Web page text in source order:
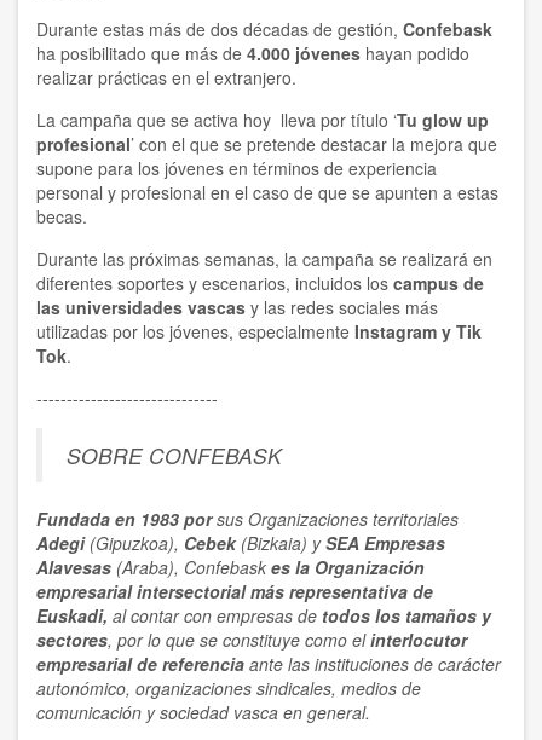
Durante estas más de dos décadas de gestión, Confebask
ha posibilitado que más de 4.000 jóvenes hayan podido
realizar prácticas en el extranjero.
La campaña que se activa hoy lleva por título ‘Tu glow up
profesional’ con el que se pretende destacar la mejora que
supone para los jóvenes en términos de experiencia
personal y profesional en el caso de que se apunten a estas
becas.
Durante las próximas semanas, la campaña se realizará en
diferentes soportes y escenarios, incluidos los campus de
las universidades vascas y las redes sociales más
utilizadas por los jóvenes, especialmente Instagram y Tik
Tok.
------------------------------
SOBRE CONFEBASK
Fundada en 1983 porsus Organizaciones territoriales
Adegi (Gipuzkoa), Cebek(Bizkaia) ySEA Empresas
Alavesas (Araba), Confebask es la Organización
empresarial intersectorial más representativa de
Euskadi, al contar con empresas de todos los tamaños y
sectores, por lo que se constituye como elinterlocutor
empresarial de referencia ante las instituciones de carácter
autonómico, organizaciones sindicales, medios de
comunicación y sociedad vasca en general.